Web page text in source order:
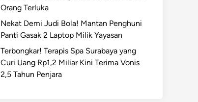
Orang Terluka
Nekat Demi Judi Bola! Mantan Penghuni
Panti Gasak 2 Laptop Milik Yayasan
Terbongkar! Terapis Spa Surabaya yang
Curi Uang Rp1,2 Miliar Kini Terima Vonis
2,5 Tahun Penjara